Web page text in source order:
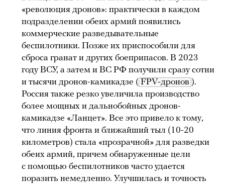
«революция дронов»: практически в каждом
подразделении обеих армий появились
коммерческие разведывательные
беспилотники. Позже их приспособили для
сброса гранат и других боеприпасов. В 2023
году ВСУ, а затем и ВС РФ получили сразу сотни
и тысячи дронов-камикадзе ( FPV-дронов ).
Россия также резко увеличила производство
более мощных и дальнобойных дронов-
камикадзе «Ланцет». Все это привело к тому,
что линия фронта и ближайший тыл (10-20
километров) стала «прозрачной» для разведки
обеих армий, причем обнаруженные цели
c помощью беспилотников часто удается
поразить немедленно. Улучшилась и точность